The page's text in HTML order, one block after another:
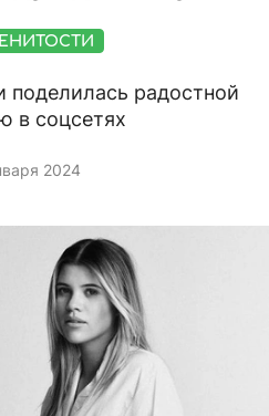
поделилась радостной
в соцсетях
2024